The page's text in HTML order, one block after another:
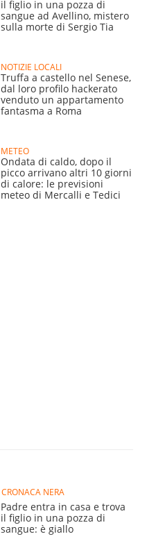
il figlio in una pozza di
sangue ad Avellino, mistero
sulla morte di Sergio Tia
NOTIZIE LOCALI
Truffa a castello nel Senese,
dal loro profilo hackerato
venduto un appartamento
fantasma a Roma
METEO
Ondata di caldo, dopo il
picco arrivano altri 10 giorni
di calore: le previsioni
meteo di Mercalli e Tedici
CRONACA NERA
Padre entra in casa e trova
il figlio in una pozza di
sangue: è giallo